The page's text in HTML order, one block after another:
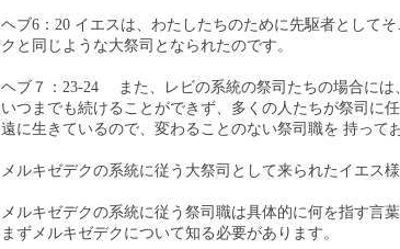
ヘブ6：20 イエスは、わたしたちのために先駆者として
クと同じような大祭司となられたのです。
ヘブ７：23-24 また、レビの系統の祭司たちの場合には
いつまでも続けることができず、多くの人たちが祭司に
遠に生きているので、変わることのない祭司職を 持って
メルキゼデクの系統に従う大祭司として来られたイエス様
メルキゼデクの系統に従う祭司職は具体的に何を指す言
まずメルキゼデクについて知る必要があります。